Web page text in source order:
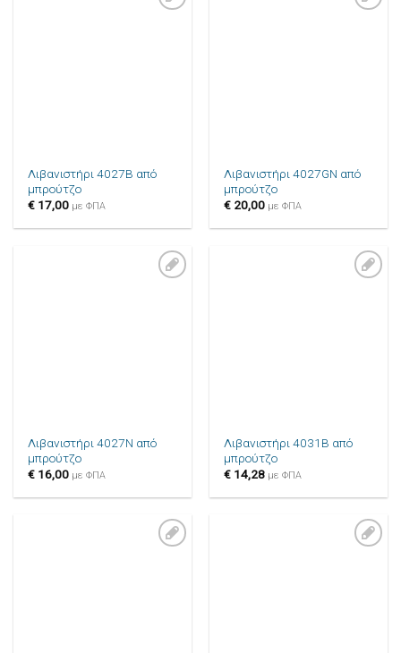
Λιβανιστήρι 4027B από
μπρούτζο
€ 17,00 με ΦΠΑ
Λιβανιστήρι 4027GN από
μπρούτζο
€ 20,00 με ΦΠΑ
Λιβανιστήρι 4027N από
μπρούτζο
€ 16,00 με ΦΠΑ
Λιβανιστήρι 4031B από
μπρούτζο
€ 14,28 με ΦΠΑ